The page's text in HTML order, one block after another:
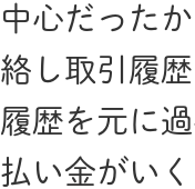
中心だった
絡し取引履
履歴を元に
払い金がい